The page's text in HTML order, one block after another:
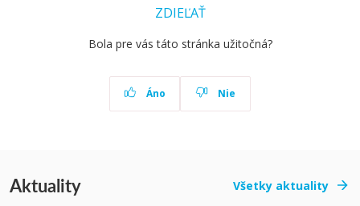
ZDIEĽAŤ
Bola pre vás táto stránka užitočná?
Áno Nie
Aktuality Všetky aktuality